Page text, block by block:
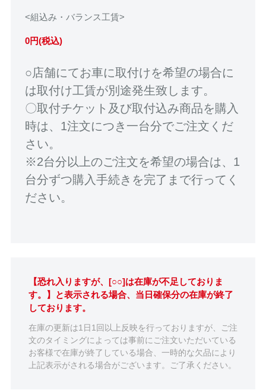
<組込み・バランス工賃>
0円(税込)
○店舗にてお車に取付けを希望の場合に
は取付け工賃が別途発生致します。
〇取付チケット及び取付込み商品を購入
時は、1注文につき一台分でご注文くだ
さい。
※2台分以上のご注文を希望の場合は、1
台分ずつ購入手続きを完了まで行ってく
ださい。
【恐れ入りますが、[○○]は在庫が不足しておりま
す。】と表示される場合、当日確保分の在庫が終了
しております。
在庫の更新は1日1回以上反映を行っておりますが、ご注
文のタイミングによっては事前にご注文いただいている
お客様で在庫が終了している場合、一時的な欠品により
上記表示がされる場合がございます。ご了承ください。